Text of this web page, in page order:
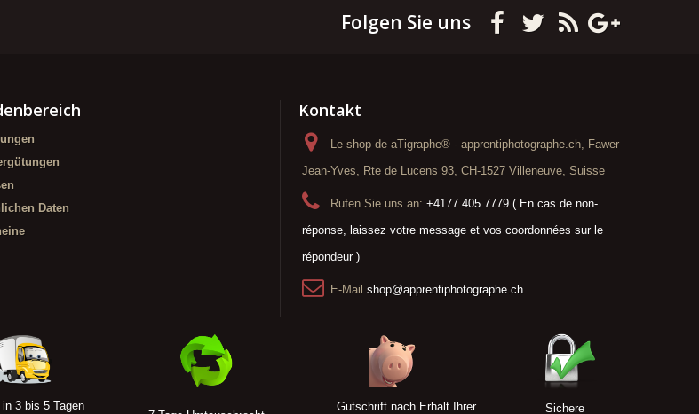
Folgen Sie uns
Daten
Kontakt
Le shop de aTigraphe® - apprentiphotographe.ch, Fawer
Jean-Yves, Rte de Lucens 93, CH-1527 Villeneuve, Suisse
Rufen Sie uns an: +4177 405 7779 ( En cas de non-
réponse, laissez votre message et vos coordonnées sur le
répondeur )
E-Mail shop@apprentiphotographe.ch
in 3 bis 5 Tagen Gutschrift nach Erhalt Ihrer Sichere